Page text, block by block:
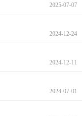
2025-07-07
2024-12-24
2024-12-11
2024-07-01